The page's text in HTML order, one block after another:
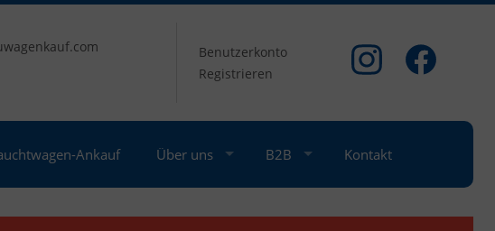
Benutzerkonto
Registrieren
Ankauf Über uns B2B Kontakt